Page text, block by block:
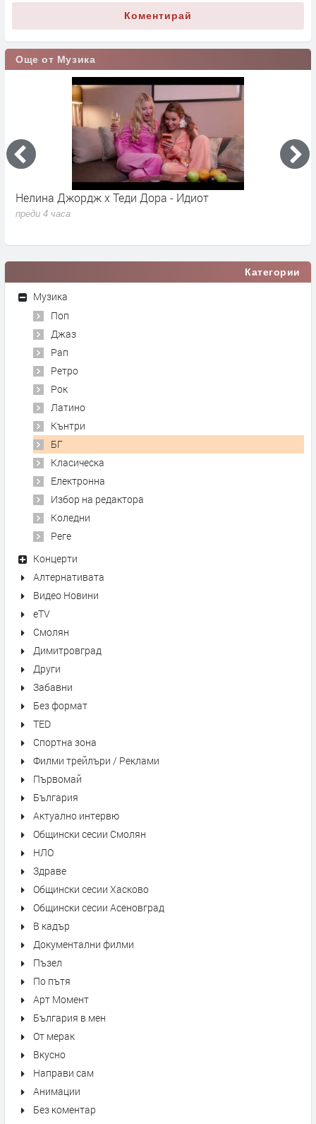
Коментирай
Още от Музика
Нелина Джордж x Теди Дора - Идиот
преди 4 часа
Категории
Музика
Поп
Джаз
Рап
Ретро
Рок
Латино
Кънтри
БГ
Класическа
Електронна
Избор на редактора
Коледни
Реге
Концерти
Алтернативата
Видео Новини
eTV
Смолян
Димитровград
Други
Забавни
Без формат
TED
Спортна зона
Филми трейлъри / Реклами
Първомай
България
Актуално интервю
Общински сесии Смолян
НЛО
Здраве
Общински сесии Хасково
Общински сесии Асеновград
В кадър
Документални филми
Пъзел
По пътя
Арт Момент
България в мен
От мерак
Вкусно
Направи сам
Анимации
Без коментар